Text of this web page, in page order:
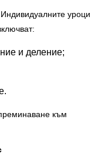
уроци
и деление;
към